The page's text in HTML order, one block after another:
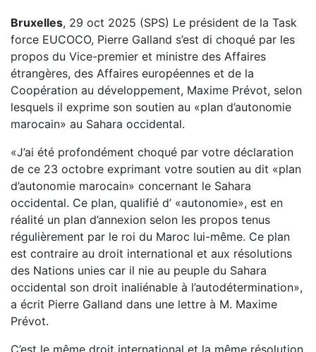
Bruxelles, 29 oct 2025 (SPS) Le président de la Task
force EUCOCO, Pierre Galland s’est di choqué par les
propos du Vice-premier et ministre des Affaires
étrangères, des Affaires européennes et de la
Coopération au développement, Maxime Prévot, selon
lesquels il exprime son soutien au «plan d’autonomie
marocain» au Sahara occidental.
«J’ai été profondément choqué par votre déclaration
de ce 23 octobre exprimant votre soutien au dit «plan
d’autonomie marocain» concernant le Sahara
occidental. Ce plan, qualifié d’ «autonomie», est en
réalité un plan d’annexion selon les propos tenus
régulièrement par le roi du Maroc lui-même. Ce plan
est contraire au droit international et aux résolutions
des Nations unies car il nie au peuple du Sahara
occidental son droit inaliénable à l’autodétermination»,
a écrit Pierre Galland dans une lettre à M. Maxime
Prévot.
C’est le même droit international et la même résolution